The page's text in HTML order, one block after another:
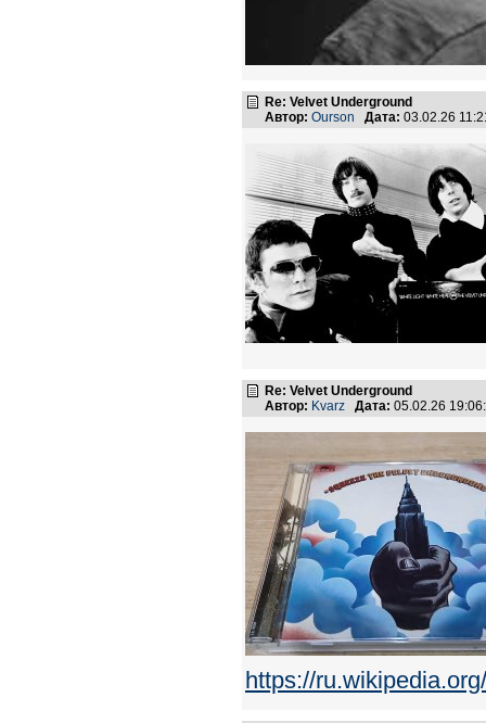
Re: Velvet Underground
Автор: Ourson Дата: 03.02.26
Re: Velvet Underground
Автор: Kvarz Дата: 05.02.26
https://